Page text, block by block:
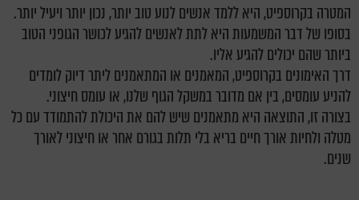
המטרה בקרוספיט, היא ללמד אנשים לנוע טוב יותר, נכון יותר ויעיל יותר.
בסופו של דבר המשמעות היא לתת לאנשים להגיע לכושר הגופני הטוב
ביותר שהם יכולים להגיע אליו.
דרך האימונים בקרוספיט, המאמנים או המתאמנים ליתר דיוק לומדים
להניע עומסים, בין אם מדובר במשקל הגוף שלנו, או עומס חיצוני.
בצורה זו, התוצאה היא מתאמנים שיש להם את היכולת להתמודד עם כל
מטלה ולחיות אורך חיים בריא בלי תלות בגורם אחר או חיצוני לאורך
שנים.